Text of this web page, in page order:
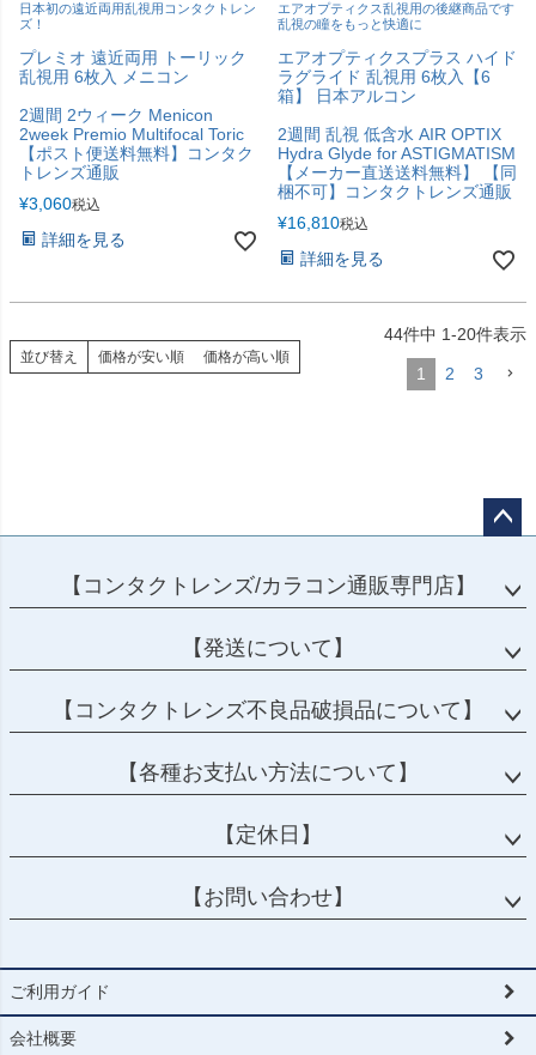
日本初の遠近両用乱視用コンタクトレン
ズ！
プレミオ 遠近両用 トーリック
乱視用 6枚入 メニコン
2週間 2ウィーク Menicon
2week Premio Multifocal Toric
【ポスト便送料無料】コンタク
トレンズ通販
¥3,060税込
詳細を見る
エアオプティクス乱視用の後継商品です
乱視の瞳をもっと快適に
エアオプティクスプラス ハイド
ラグライド 乱視用 6枚入【6
箱】 日本アルコン
2週間 乱視 低含水 AIR OPTIX
Hydra Glyde for ASTIGMATISM
【メーカー直送送料無料】 【同
梱不可】コンタクトレンズ通販
¥16,810税込
詳細を見る
並び替え 価格が安い順 価格が高い順
44件中 1-20件表示
1 2 3
ップ
【コンタクトレンズ/カラコン通販専門店】
【発送について】
【コンタクトレンズ不良品破損品について】
【各種お支払い方法について】
【定休日】
【お問い合わせ】
ご利用ガイド
会社概要